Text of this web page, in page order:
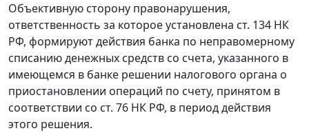
Объективную сторону правонарушения,
ответственность за которое установлена ст. 134 НК
РФ, формируют действия банка по неправомерному
списанию денежных средств со счета, указанного в
имеющемся в банке решении налогового органа о
приостановлении операций по счету, принятом в
соответствии со ст. 76 НК РФ, в период действия
этого решения.